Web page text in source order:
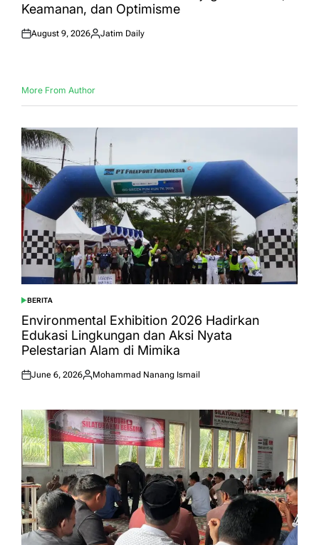
Keamanan, dan Optimisme
Posted
August 9, 2026
Posted
Jatim Daily
More From Author
POSTED
IN
BERITA
Environmental Exhibition 2026 Hadirkan
Edukasi Lingkungan dan Aksi Nyata
Pelestarian Alam di Mimika
Posted
June 6, 2026
Posted
Mohammad Nanang Ismail